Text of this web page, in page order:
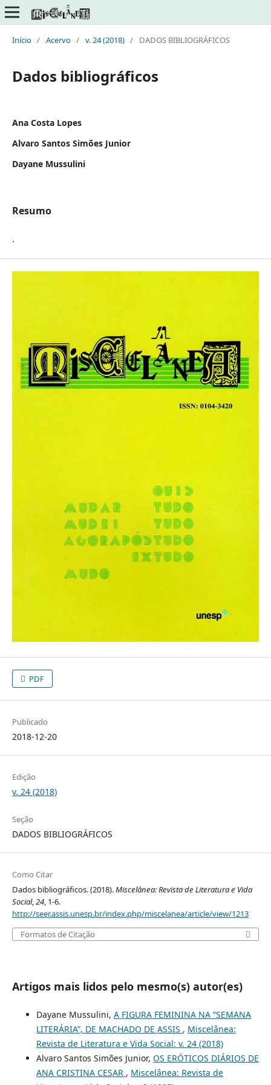
Início / Acervo / v. 24 (2018) / DADOS BIBLIOGRÁFICOS
Dados bibliográficos
Ana Costa Lopes
Alvaro Santos Simões Junior
Dayane Mussulini
Resumo
.
PDF
Publicado
2018-12-20
Edição
v. 24 (2018)
Seção
DADOS BIBLIOGRÁFICOS
Como Citar
Dados bibliográficos. (2018).Miscelânea: Revista de Literatura e Vida
Social,24, 1-6.
http://seer.assis.unesp.br/index.php/miscelanea/article/view/1213
Formatos de Citação
Artigos mais lidos pelo mesmo(s) autor(es)
Dayane Mussulini, A FIGURA FEMININA NA “SEMANA
LITERÁRIA”, DE MACHADO DE ASSIS , Miscelânea:
Revista de Literatura e Vida Social: v. 24 (2018)
Alvaro Santos Simões Junior, OS ERÓTICOS DIÁRIOS DE
ANA CRISTINA CESAR , Miscelânea: Revista de